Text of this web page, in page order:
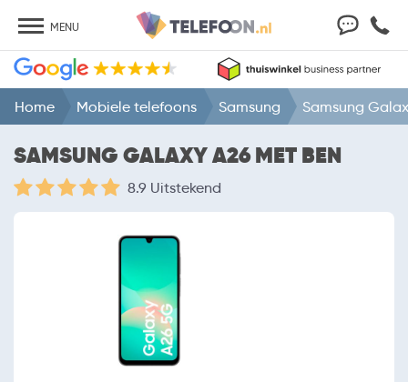
MENU
Home Mobiele telefoons Samsung Samsung
SAMSUNG GALAXY A26 MET BEN
8.9 Uitstekend